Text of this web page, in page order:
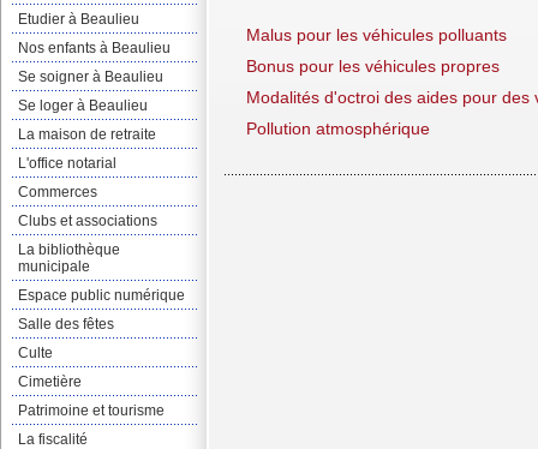
Etudier à Beaulieu
Nos enfants à Beaulieu
Se soigner à Beaulieu
Se loger à Beaulieu
La maison de retraite
L'office notarial
Commerces
Clubs et associations
La bibliothèque
municipale
Espace public numérique
Salle des fêtes
Culte
Cimetière
Patrimoine et tourisme
La fiscalité
Malus pour les véhicules polluants
Bonus pour les véhicules propres
Modalités d'octroi des aides pour des
Pollution atmosphérique